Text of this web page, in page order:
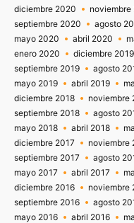
diciembre 2020
noviembre
septiembre 2020
agosto
mayo 2020
abril 2020
enero 2020
diciembre 2019
septiembre 2019
agosto
mayo 2019
abril 2019
diciembre 2018
noviembre
septiembre 2018
agosto
mayo 2018
abril 2018
diciembre 2017
noviembre
septiembre 2017
agosto
mayo 2017
abril 2017
diciembre 2016
noviembre
septiembre 2016
agosto
mayo 2016
abril 2016